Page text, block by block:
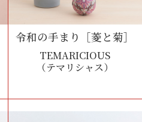
令和の手まり［菱と菊］
TEMARICIOUS
（テマリシャス）